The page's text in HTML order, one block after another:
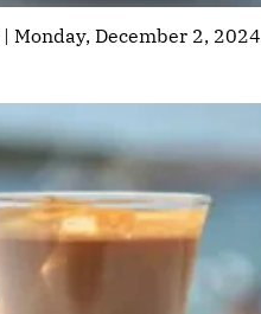
Monday, December 2, 2024